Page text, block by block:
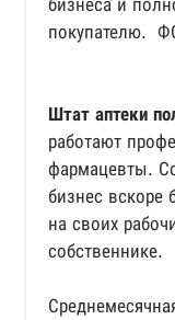
бизнеса и
покупателю.
Штат аптеки
работают
фармацевты.
бизнес вскоре
на своих
собственнике.